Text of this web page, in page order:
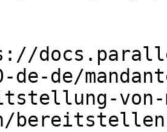
de-de/
von-